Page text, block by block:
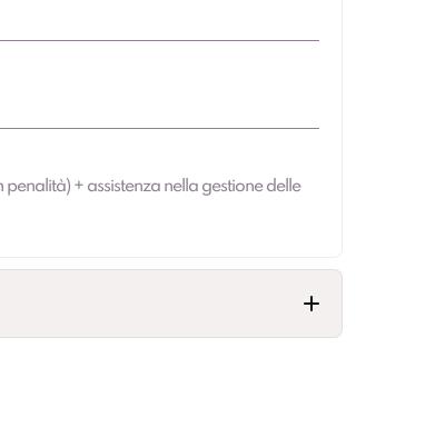
+ assistenza nella gestione delle